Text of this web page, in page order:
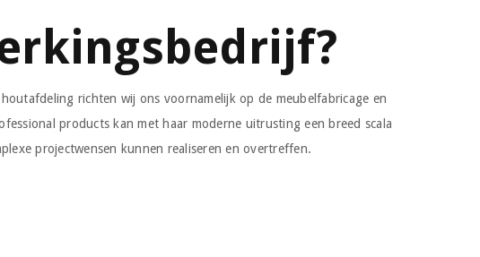
richten wij ons voornamelijk op de meubelfabricage en
products kan met haar moderne uitrusting een breed scala
projectwensen kunnen realiseren en overtreffen.